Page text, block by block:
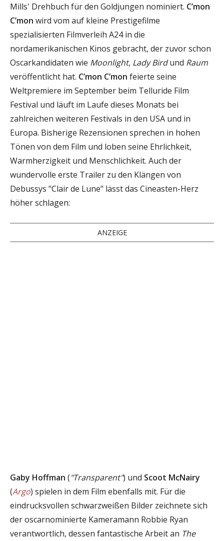
Mills' Drehbuch für den Goldjungen nominiert. C’mon
C’mon wird vom auf kleine Prestigefilme
spezialisierten Filmverleih A24 in die
nordamerikanischen Kinos gebracht, der zuvor schon
Oscarkandidaten wie Moonlight, Lady Birdund Raum
veröffentlicht hat. C’mon C’mon feierte seine
Weltpremiere im September beim Telluride Film
Festival und läuft im Laufe dieses Monats bei
zahlreichen weiteren Festivals in den USA und in
Europa. Bisherige Rezensionen sprechen in hohen
Tönen von dem Film und loben seine Ehrlichkeit,
Warmherzigkeit und Menschlichkeit. Auch der
wundervolle erste Trailer zu den Klängen von
Debussys "Clair de Lune" lässt das Cineasten-Herz
höher schlagen:
ANZEIGE
Gaby Hoffman ("Transparent") und Scoot McNairy
(Argo) spielen in dem Film ebenfalls mit. Für die
eindrucksvollen schwarzweißen Bilder zeichnete sich
der oscarnominierte Kameramann Robbie Ryan
verantwortlich, dessen fantastische Arbeit an The